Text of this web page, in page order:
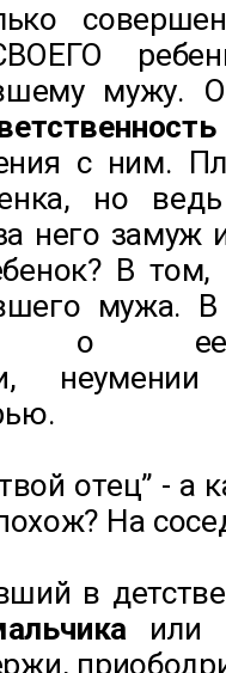
мужу.
с ним.
но
него замуж
В том,
мужа.
о
отец” - а
На
в
или